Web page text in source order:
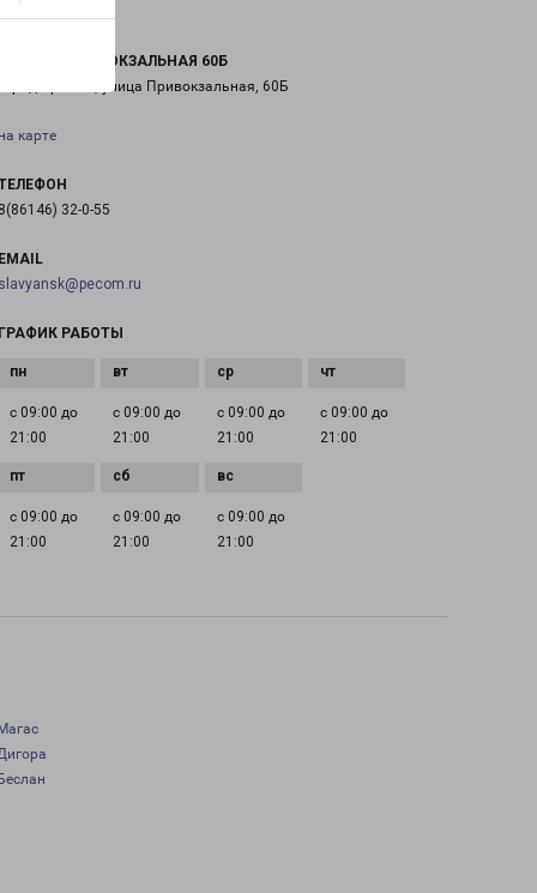
ПРИВОКЗАЛЬНАЯ 60Б
Крымск, улица Привокзальная, 60Б
карте
32-0-55
РАБОТЫ
с 09:00 до
21:00
с 09:00 до
21:00
с 09:00 до
21:00
с 09:00 до
21:00
с 09:00 до
21:00
с 09:00 до
21:00
с 09:00 до
21:00